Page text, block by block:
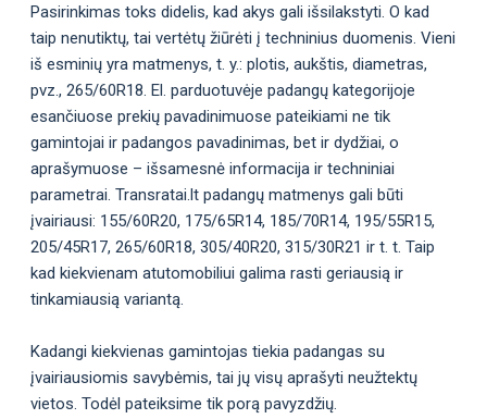
Pasirinkimas toks didelis, kad akys gali išsilakstyti. O kad
taip nenutiktų, tai vertėtų žiūrėti į techninius duomenis. Vieni
iš esminių yra matmenys, t. y.: plotis, aukštis, diametras,
pvz., 265/60R18. El. parduotuvėje padangų kategorijoje
esančiuose prekių pavadinimuose pateikiami ne tik
gamintojai ir padangos pavadinimas, bet ir dydžiai, o
aprašymuose – išsamesnė informacija ir techniniai
parametrai. Transratai.lt padangų matmenys gali būti
įvairiausi: 155/60R20, 175/65R14, 185/70R14, 195/55R15,
205/45R17, 265/60R18, 305/40R20, 315/30R21 ir t. t. Taip
kad kiekvienam atutomobiliui galima rasti geriausią ir
tinkamiausią variantą.
Kadangi kiekvienas gamintojas tiekia padangas su
įvairiausiomis savybėmis, tai jų visų aprašyti neužtektų
vietos. Todėl pateiksime tik porą pavyzdžių.